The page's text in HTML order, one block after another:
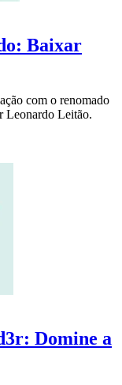
Baixar
com o renomado
Leonardo Leitão.
Domine a